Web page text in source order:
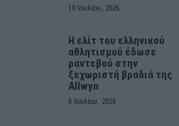
10 Ιουλίου, 2026
Η ελίτ του ελληνικού
αθλητισμού έδωσε
ραντεβού στην
ξεχωριστή βραδιά της
Allwyn
6 Ιουλίου, 2026